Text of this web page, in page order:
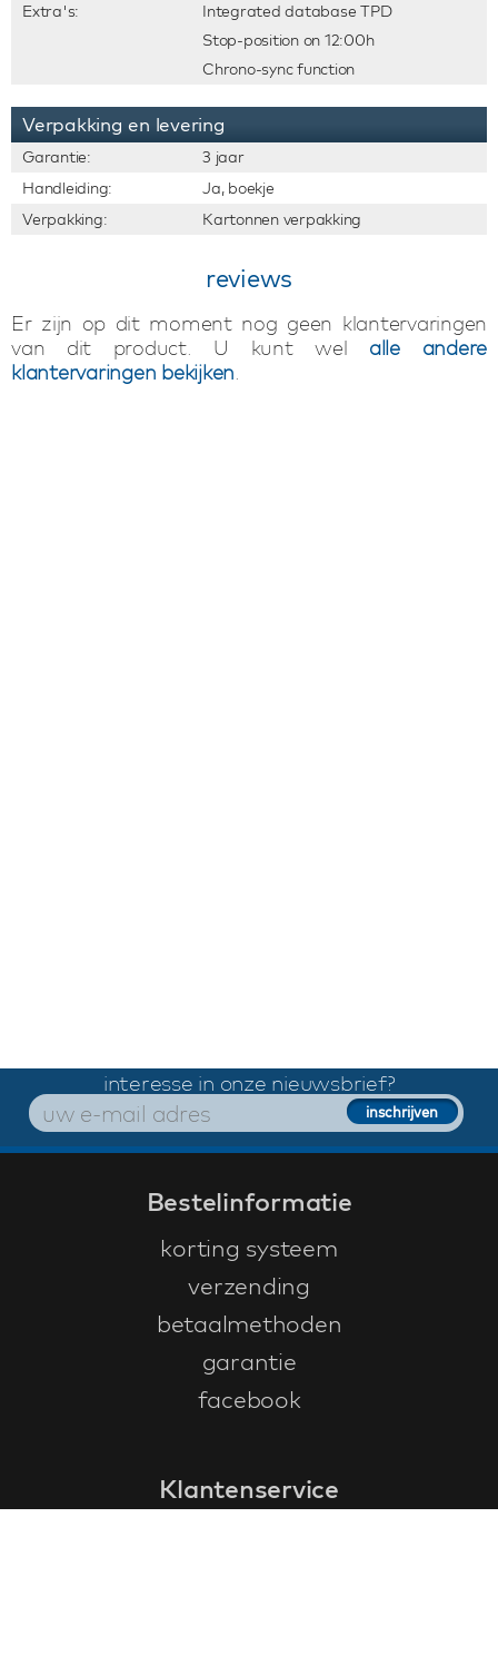
Extra's:
Integrated database TPD
Stop-position on 12:00h
Chrono-sync function
Verpakking en levering
Garantie:
3 jaar
Handleiding:
Ja, boekje
Verpakking:
Kartonnen verpakking
reviews
Er zijn op dit moment nog geen klantervaringen
van dit product. U kunt wel alle andere
klantervaringen bekijken.
interesse in onze nieuwsbrief?
Bestelinformatie
korting systeem
verzending
betaalmethoden
garantie
facebook
Klantenservice